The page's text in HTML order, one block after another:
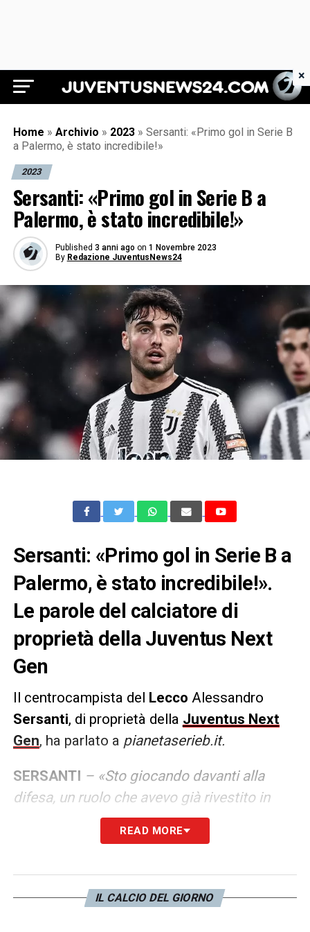
Juventus News 24
Home » Archivio » 2023 » Sersanti: «Primo gol in Serie B
a Palermo, è stato incredibile!»
2023
Sersanti: «Primo gol in Serie B a
Palermo, è stato incredibile!»
Published 3 anni ago on 1 Novembre 2023
By Redazione JuventusNews24
Sersanti: «Primo gol in Serie B a
Palermo, è stato incredibile!».
Le parole del calciatore di
proprietà della Juventus Next
Gen
Il centrocampista del Lecco Alessandro
Sersanti, di proprietà della Juventus Next
Gen, ha parlato a pianetaserieb.it.
SERSANTI – «Sto giocando davanti alla
difesa, un ruolo che avevo già rivestito in
passato, ma sono a disposizione del mister
e faccio ciò che mi dice. Ovvero cercare
ripartire e guidare transizioni. Nelle ultime
READ MORE
IL CALCIO DEL GIORNO
×